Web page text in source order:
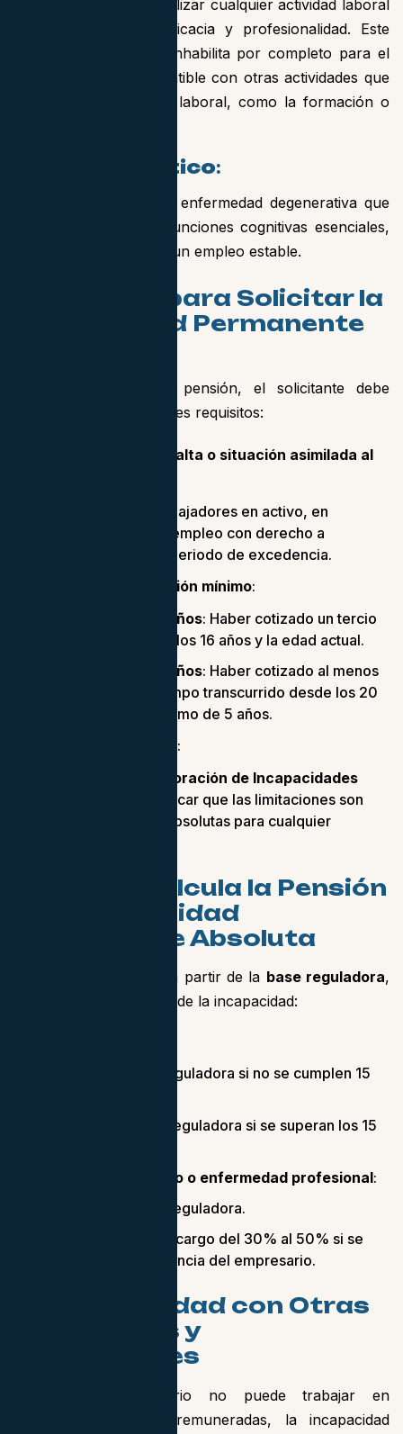
impide al trabajador realizar cualquier actividad laboral
con un mínimo de eficacia y profesionalidad. Este
grado de incapacidad inhabilita por completo para el
trabajo, pero es compatible con otras actividades que
no impliquen esfuerzo laboral, como la formación o
Ejemplo práctico:
Una persona con una enfermedad degenerativa que
afecta la movilidad y funciones cognitivas esenciales,
impidiéndole mantener un empleo estable.
Requisitos para Solicitar la
Incapacidad Permanente
Para acceder a esta pensión, el solicitante debe
cumplir con los siguientes requisitos:
Estar afiliado y en alta o situación asimilada al
Por ejemplo, trabajadores en activo, en
situación de desempleo con derecho a
prestación o en periodo de excedencia.
Periodo de cotización mínimo:
Menores de 31 años: Haber cotizado un tercio
del tiempo entre los 16 años y la edad actual.
Mayores de 31 años: Haber cotizado al menos
un cuarto del tiempo transcurrido desde los 20
años, con un mínimo de 5 años.
:
Equipo de Valoración de Incapacidades
debe certificar que las limitaciones son
permanentes y absolutas para cualquier
Cómo se Calcula la Pensión
por Incapacidad
Permanente Absoluta
se calcula a partir de la base reguladora,
dependiendo del origen de la incapacidad:
50% de la base reguladora si no se cumplen 15
100% de la base reguladora si se superan los 15
Accidente de trabajo o enfermedad profesional:
100% de la base reguladora.
Puede incluir un recargo del 30% al 50% si se
demuestra negligencia del empresario.
Compatibilidad con Otras
Actividades y
Prestaciones
Aunque el beneficiario no puede trabajar en
actividades laborales remuneradas, la incapacidad